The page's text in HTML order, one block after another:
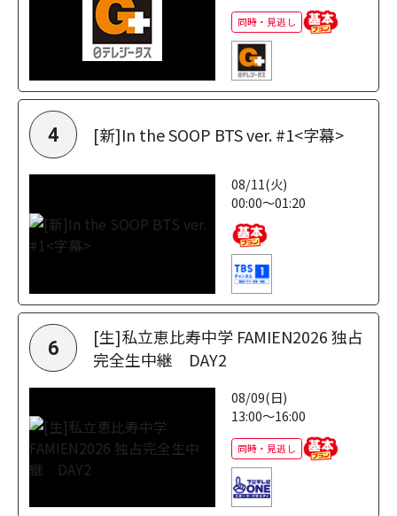
同時・見逃し
4 [新]In the SOOP BTS ver. #1<字幕>
08/11(火)
00:00～01:20
6
[生]私立恵比寿中学 FAMIEN2026 独占
完全生中継 DAY2
08/09(日)
13:00～16:00
同時・見逃し